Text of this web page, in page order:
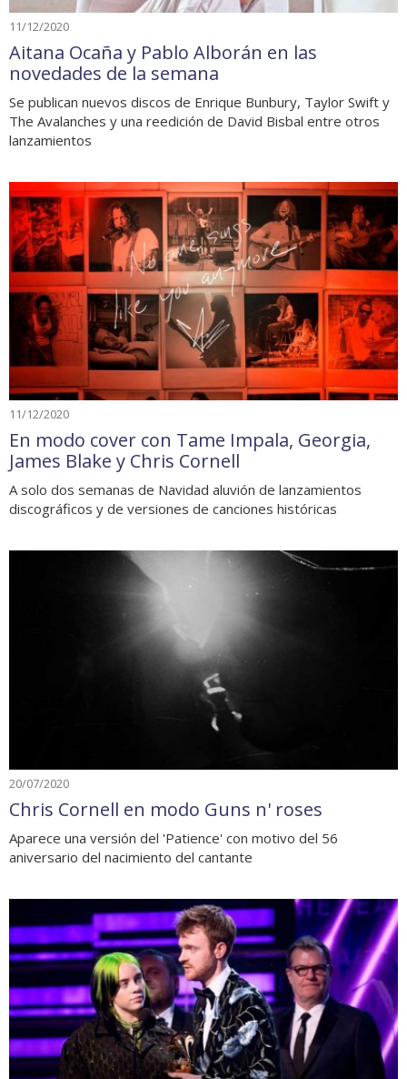
11/12/2020
Aitana Ocaña y Pablo Alborán en las
novedades de la semana
Se publican nuevos discos de Enrique Bunbury, Taylor Swift y
The Avalanches y una reedición de David Bisbal entre otros
lanzamientos
11/12/2020
En modo cover con Tame Impala, Georgia,
James Blake y Chris Cornell
A solo dos semanas de Navidad aluvión de lanzamientos
discográficos y de versiones de canciones históricas
20/07/2020
Chris Cornell en modo Guns n' roses
Aparece una versión del 'Patience' con motivo del 56
aniversario del nacimiento del cantante